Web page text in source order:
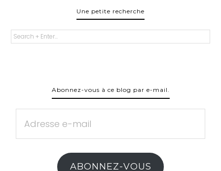
Une petite recherche
Abonnez-vous à ce blog par e-mail.
e-
mail
ABONNEZ-VOUS